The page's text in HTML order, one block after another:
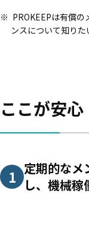
PROKEEPは有償
ンスについて知りた
ここが安
1 定期的なメ
し、機械稼